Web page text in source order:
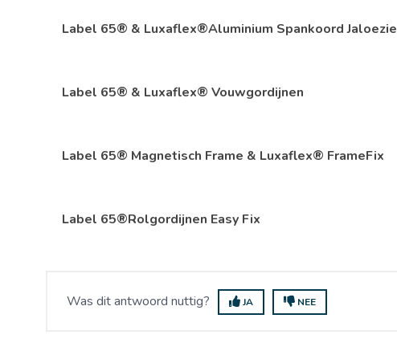
Label 65® & Luxaflex®Aluminium Spankoord Jaloezie
Label 65® & Luxaflex® Vouwgordijnen
Label 65® Magnetisch Frame & Luxaflex® FrameFix
Label 65®Rolgordijnen Easy Fix
Was dit antwoord nuttig? JA NEE